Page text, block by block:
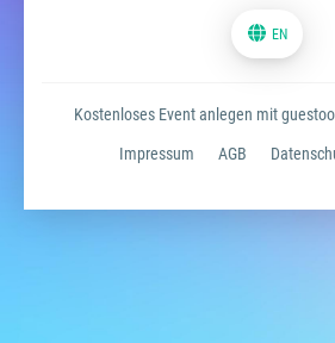
EN
Kostenloses Event anlegen mit guestoo
Impressum AGB